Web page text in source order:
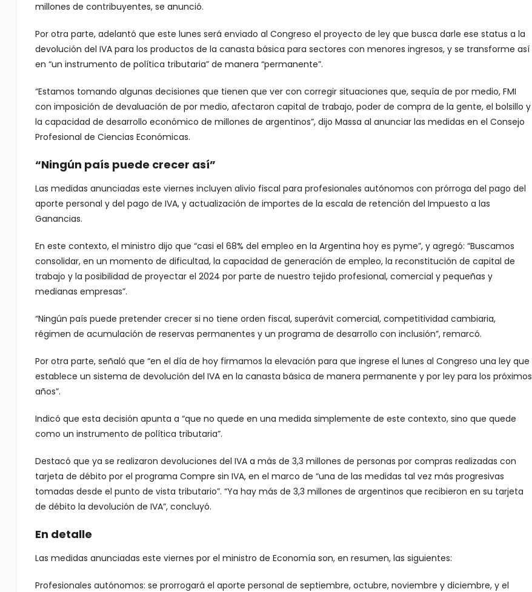
millones de contribuyentes, se anunció.
Por otra parte, adelantó que este lunes será enviado al Congreso el proyecto de ley que busca darle ese status a la
devolución del IVA para los productos de la canasta básica para sectores con menores ingresos, y se transforme así
en “un instrumento de política tributaria” de manera “permanente”.
“Estamos tomando algunas decisiones que tienen que ver con corregir situaciones que, sequía de por medio, FMI
con imposición de devaluación de por medio, afectaron capital de trabajo, poder de compra de la gente, el bolsillo y
la capacidad de desarrollo económico de millones de argentinos”, dijo Massa al anunciar las medidas en el Consejo
Profesional de Ciencias Económicas.
“Ningún país puede crecer así”
Las medidas anunciadas este viernes incluyen alivio fiscal para profesionales autónomos con prórroga del pago del
aporte personal y del pago de IVA, y actualización de importes de la escala de retención del Impuesto a las
Ganancias.
En este contexto, el ministro dijo que “casi el 68% del empleo en la Argentina hoy es pyme”, y agregó: “Buscamos
consolidar, en un momento de dificultad, la capacidad de generación de empleo, la reconstitución de capital de
trabajo y la posibilidad de proyectar el 2024 por parte de nuestro tejido profesional, comercial y pequeñas y
medianas empresas”.
“Ningún país puede pretender crecer si no tiene orden fiscal, superávit comercial, competitividad cambiaria,
régimen de acumulación de reservas permanentes y un programa de desarrollo con inclusión”, remarcó.
Por otra parte, señaló que “en el día de hoy firmamos la elevación para que ingrese el lunes al Congreso una ley que
establece un sistema de devolución del IVA en la canasta básica de manera permanente y por ley para los próximos
años”.
Indicó que esta decisión apunta a “que no quede en una medida simplemente de este contexto, sino que quede
como un instrumento de política tributaria”.
Destacó que ya se realizaron devoluciones del IVA a más de 3,3 millones de personas por compras realizadas con
tarjeta de débito por el programa Compre sin IVA, en el marco de “una de las medidas tal vez más progresivas
tomadas desde el punto de vista tributario”. “Ya hay más de 3,3 millones de argentinos que recibieron en su tarjeta
de débito la devolución de IVA”, concluyó.
En detalle
Las medidas anunciadas este viernes por el ministro de Economía son, en resumen, las siguientes:
Profesionales autónomos: se prorrogará el aporte personal de septiembre, octubre, noviembre y diciembre, y el